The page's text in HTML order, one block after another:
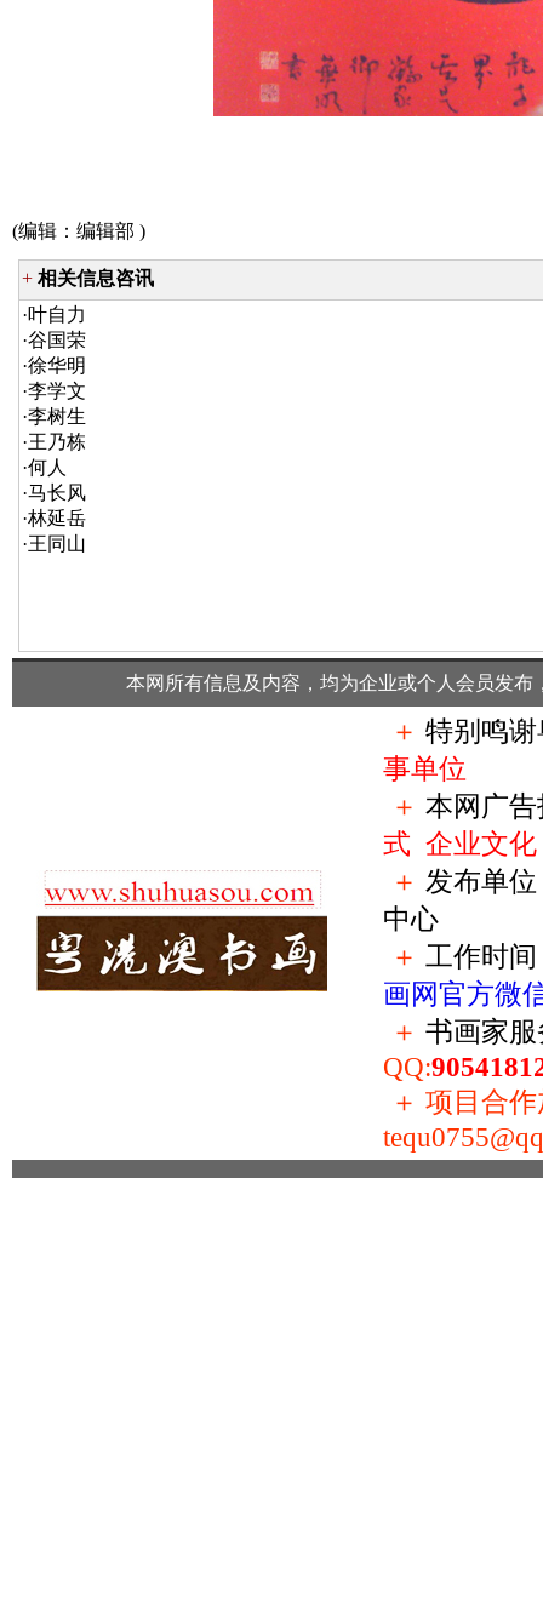
(编辑： 编辑部 )
+ 相关信息咨讯
·叶自力
·谷国荣
·徐华明
·李学文
·李树生
·王乃栋
·何人
·马长风
·林延岳
·王同山
本网所有信息及内容，均为企业或个人会员发
＋ 特别鸣
事单位
＋ 本网广
式 企业文化
＋ 发布单
中心
＋ 工作时
画网官方微
＋ 书画家
QQ:
＋ 项目合作